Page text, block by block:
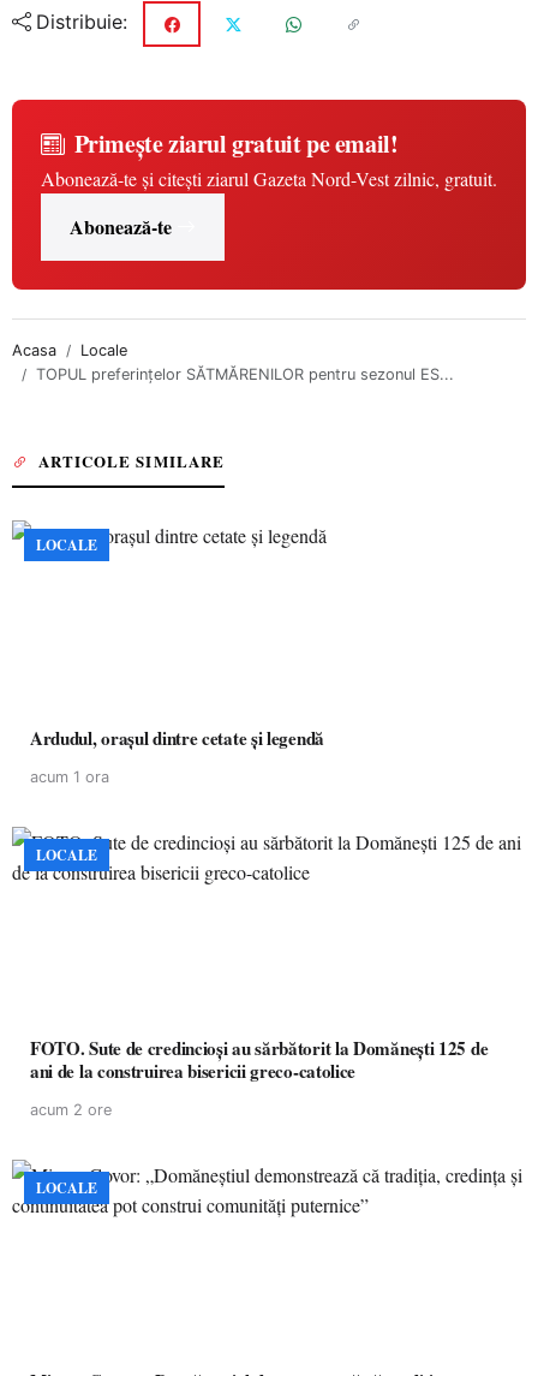
Distribuie:
Primește ziarul gratuit pe email!
Abonează-te și citești ziarul Gazeta Nord-Vest zilnic, gratuit.
Abonează-te
Acasa
Locale
TOPUL preferinţelor SĂTMĂRENILOR pentru sezonul ES...
ARTICOLE SIMILARE
LOCALE
Ardudul, orașul dintre cetate și legendă
acum 1 ora
LOCALE
FOTO. Sute de credincioși au sărbătorit la Domănești 125 de
ani de la construirea bisericii greco-catolice
acum 2 ore
LOCALE